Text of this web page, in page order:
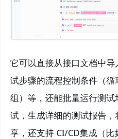
它可以直接从接口文档中
试步骤的流程控制条件（
组）等，还能批量运行测
试，生成详细的测试报告
享，还支持 CI/CD集成（比